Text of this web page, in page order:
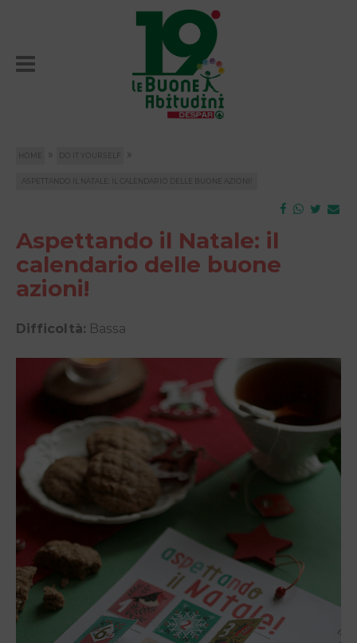
HOME » DO IT YOURSELF »
ASPETTANDO IL NATALE: IL CALENDARIO DELLE BUONE AZIONI!
Aspettando il Natale: il
calendario delle buone
azioni!
Difficoltà: Bassa